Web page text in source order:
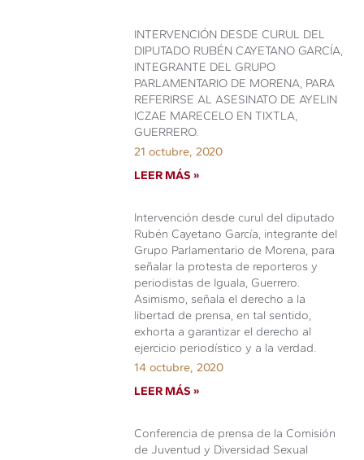
INTERVENCIÓN DESDE CURUL DEL
DIPUTADO RUBÉN CAYETANO GARCÍA,
INTEGRANTE DEL GRUPO
PARLAMENTARIO DE MORENA, PARA
REFERIRSE AL ASESINATO DE AYELIN
ICZAE MARECELO EN TIXTLA,
GUERRERO.
21 octubre, 2020
LEER MÁS »
Intervención desde curul del diputado
Rubén Cayetano García, integrante del
Grupo Parlamentario de Morena, para
señalar la protesta de reporteros y
periodistas de Iguala, Guerrero.
Asimismo, señala el derecho a la
libertad de prensa, en tal sentido,
exhorta a garantizar el derecho al
ejercicio periodístico y a la verdad.
14 octubre, 2020
LEER MÁS »
Conferencia de prensa de la Comisión
de Juventud y Diversidad Sexual